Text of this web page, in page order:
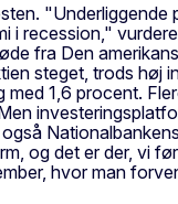
recession,"
fra Den
steget, trods høj
1,6 procent.
og det er der, vi
hvor man